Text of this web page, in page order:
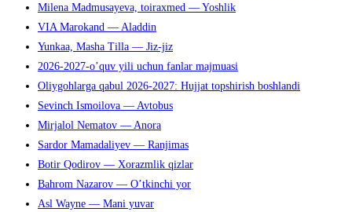
Milena Madmusayeva, toiraxmed — Yoshlik
VIA Marokand — Aladdin
Yunkaa, Masha Tilla — Jiz-jiz
2026-2027-o’quv yili uchun fanlar majmuasi
Oliygohlarga qabul 2026-2027: Hujjat topshirish boshlandi
Sevinch Ismoilova — Avtobus
Mirjalol Nematov — Anora
Sardor Mamadaliyev — Ranjimas
Botir Qodirov — Xorazmlik qizlar
Bahrom Nazarov — O’tkinchi yor
Asl Wayne — Mani yuvar